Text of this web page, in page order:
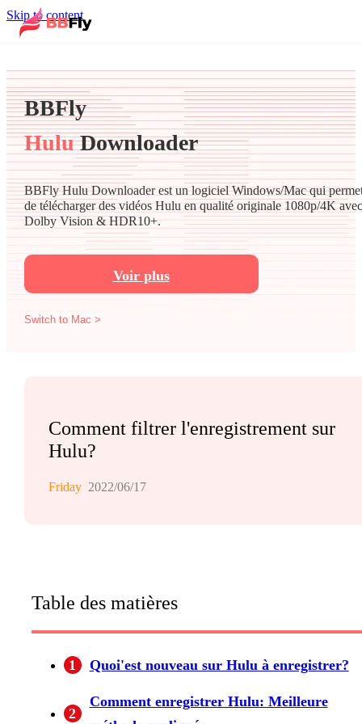
Skip to content
BBFly
HuluDownloader
BBFly Hulu Downloader est un logiciel Windows/Mac qui
de télécharger des vidéos Hulu en qualité originale 1080p/4K avec
Dolby Vision & HDR10+.
Voir plus
Switch to Mac >
Comment filtrer l'enregistrement sur
Hulu?
Friday 2022/06/17
Table des matières
1 Quoi'est nouveau sur Hulu à enregistrer?
2
Comment enregistrer Hulu: Meilleure